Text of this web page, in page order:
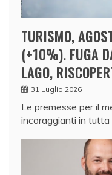
TURISMO,
(+10%). FUGA
LAGO,
31 Luglio 2026
Le premesse per il
incoraggianti in tutta